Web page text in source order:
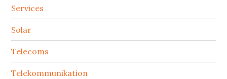
Services
Solar
Telecoms
Telekommunikation